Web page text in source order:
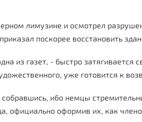
лимузине и осмотрел
поскорее восстановить
из газет, - быстро затягивается
уже готовится к
собравшись, ибо немцы
официально оформив их, как